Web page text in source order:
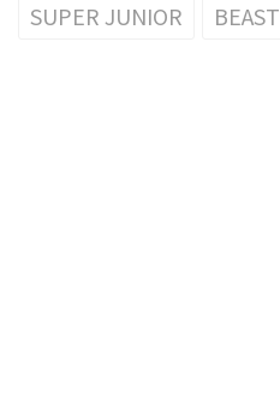
SUPER JUNIOR BEAST